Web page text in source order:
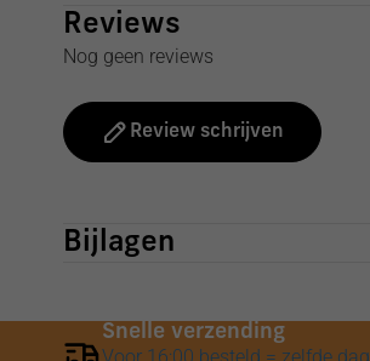
Reviews
Nog geen reviews
Review schrijven
Bijlagen
Snelle verzending